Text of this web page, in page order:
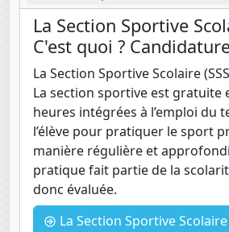
La Section Sportive
C'est quoi ?
La Section Sportive Scolaire
La section sportive est gratuite
heures intégrées à l’emploi du
l’élève pour pratiquer le sport
manière régulière et
pratique fait partie de la
donc évaluée.
La Section Sportive Scolaire (SSS) - C'est quoi ?